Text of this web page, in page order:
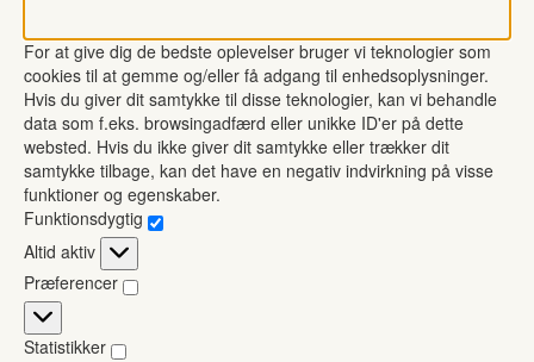
For at give dig de bedste oplevelser bruger vi teknologier som
cookies til at gemme og/eller få adgang til enhedsoplysninger.
Hvis du giver dit samtykke til disse teknologier, kan vi behandle
data som f.eks. browsingadfærd eller unikke ID'er på dette
websted. Hvis du ikke giver dit samtykke eller trækker dit
samtykke tilbage, kan det have en negativ indvirkning på visse
funktioner og egenskaber.
Funktionsdygtig
Funktionsdygtig
Altid aktiv
Præferencer
Præferencer
Statistikker